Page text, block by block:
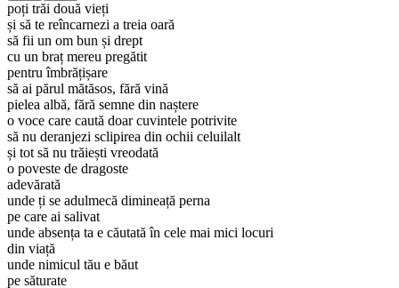
poți trăi două vieți
și să te reîncarnezi a treia oară
să fii un om bun și drept
cu un braț mereu pregătit
pentru îmbrățișare
să ai părul mătăsos, fără vină
pielea albă, fără semne din naștere
o voce care caută doar cuvintele potrivite
să nu deranjezi sclipirea din ochii celuilalt
și tot să nu trăiești vreodată
o poveste de dragoste
adevărată
unde ți se adulmecă dimineață perna
pe care ai salivat
unde absența ta e căutată în cele mai mici locuri
din viață
unde nimicul tău e băut
pe săturate